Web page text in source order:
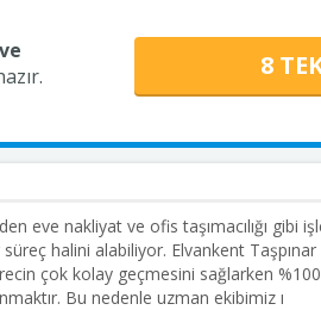
8
eve nakliyat ve ofis taşımacılığı gibi
süreç halini alabiliyor. Elvankent
çok kolay geçmesini sağlarken
Bu nedenle uzman ekibimiz ı